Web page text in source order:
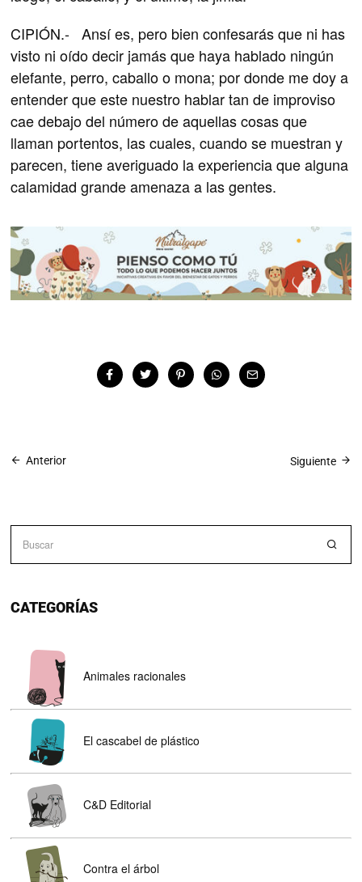
CIPIÓN.- Ansí es, pero bien confesarás que ni has
visto ni oído decir jamás que haya hablado ningún
elefante, perro, caballo o mona; por donde me doy a
entender que este nuestro hablar tan de improviso
cae debajo del número de aquellas cosas que
llaman portentos, las cuales, cuando se muestran y
parecen, tiene averiguado la experiencia que alguna
calamidad grande amenaza a las gentes.
Anterior Siguiente
CATEGORÍAS
Animales racionales
El cascabel de plástico
C&D Editorial
Contra el árbol